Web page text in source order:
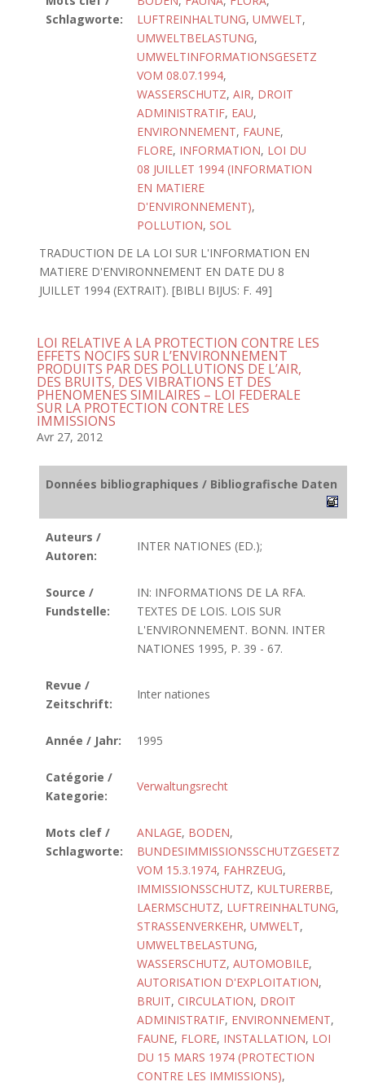
Schlagworte:
LUFTREINHALTUNG, UMWELT,
UMWELTBELASTUNG,
UMWELTINFORMATIONSGESETZ
VOM 08.07.1994,
WASSERSCHUTZ, AIR, DROIT
ADMINISTRATIF, EAU,
ENVIRONNEMENT, FAUNE,
FLORE, INFORMATION, LOI DU
08 JUILLET 1994 (INFORMATION
EN MATIERE
D'ENVIRONNEMENT),
POLLUTION, SOL
TRADUCTION DE LA LOI SUR L'INFORMATION EN
MATIERE D'ENVIRONNEMENT EN DATE DU 8
JUILLET 1994 (EXTRAIT). [BIBLI BIJUS: F. 49]
LOI RELATIVE A LA PROTECTION CONTRE LES
EFFETS NOCIFS SUR L’ENVIRONNEMENT
PRODUITS PAR DES POLLUTIONS DE L’AIR,
DES BRUITS, DES VIBRATIONS ET DES
PHENOMENES SIMILAIRES – LOI FEDERALE
SUR LA PROTECTION CONTRE LES
IMMISSIONS
Avr 27, 2012
Données bibliographiques / Bibliografische Daten
Auteurs /
Autoren:
INTER NATIONES (ED.);
Source /
Fundstelle:
IN: INFORMATIONS DE LA RFA.
TEXTES DE LOIS. LOIS SUR
L'ENVIRONNEMENT. BONN. INTER
NATIONES 1995, P. 39 - 67.
Revue /
Zeitschrift:
Inter nationes
Année / Jahr: 1995
Catégorie /
Kategorie:
Verwaltungsrecht
Mots clef /
Schlagworte:
ANLAGE, BODEN,
BUNDESIMMISSIONSSCHUTZGESETZ
VOM 15.3.1974, FAHRZEUG,
IMMISSIONSSCHUTZ, KULTURERBE,
LAERMSCHUTZ, LUFTREINHALTUNG,
STRASSENVERKEHR, UMWELT,
UMWELTBELASTUNG,
WASSERSCHUTZ, AUTOMOBILE,
AUTORISATION D'EXPLOITATION,
BRUIT, CIRCULATION, DROIT
ADMINISTRATIF, ENVIRONNEMENT,
FAUNE, FLORE, INSTALLATION, LOI
DU 15 MARS 1974 (PROTECTION
CONTRE LES IMMISSIONS),